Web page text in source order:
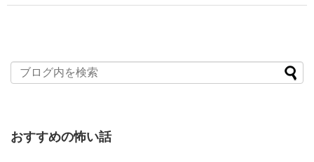
おすすめの怖い話